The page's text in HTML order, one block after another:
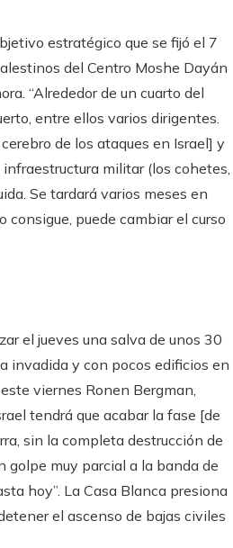
estratégico que se fijó el 7
del Centro Moshe Dayán
“Alrededor de un cuarto del
entre ellos varios dirigentes.
de los ataques en Israel] y
militar (los cohetes,
Se tardará varios meses en
puede cambiar el curso
el jueves una salva de unos 30
invadida y con pocos edificios en
viernes Ronen Bergman,
tendrá que acabar la fase [de
sin la completa destrucción de
golpe muy parcial a la banda de
hoy”. La Casa Blanca presiona
el ascenso de bajas civiles